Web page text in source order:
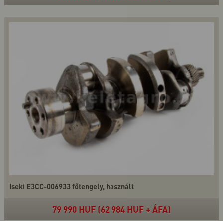
Iseki E3CC-006933 főtengely, használt
79 990 HUF (62 984 HUF + ÁFA)